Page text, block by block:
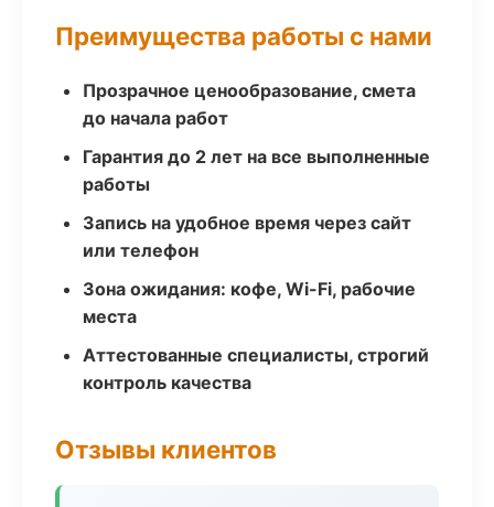
Преимущества работы с нами
Прозрачное ценообразование, смета
до начала работ
Гарантия до 2 лет на все выполненные
работы
Запись на удобное время через сайт
или телефон
Зона ожидания: кофе, Wi-Fi, рабочие
места
Аттестованные специалисты, строгий
контроль качества
Отзывы клиентов